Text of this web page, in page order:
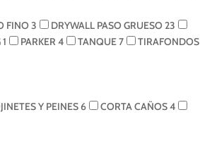
FINO 3 DRYWALL PASO GRUESO 23
1 PARKER 4 TANQUE7
TIRAFONDOS
Y PEINES6 CORTA CAÑOS4